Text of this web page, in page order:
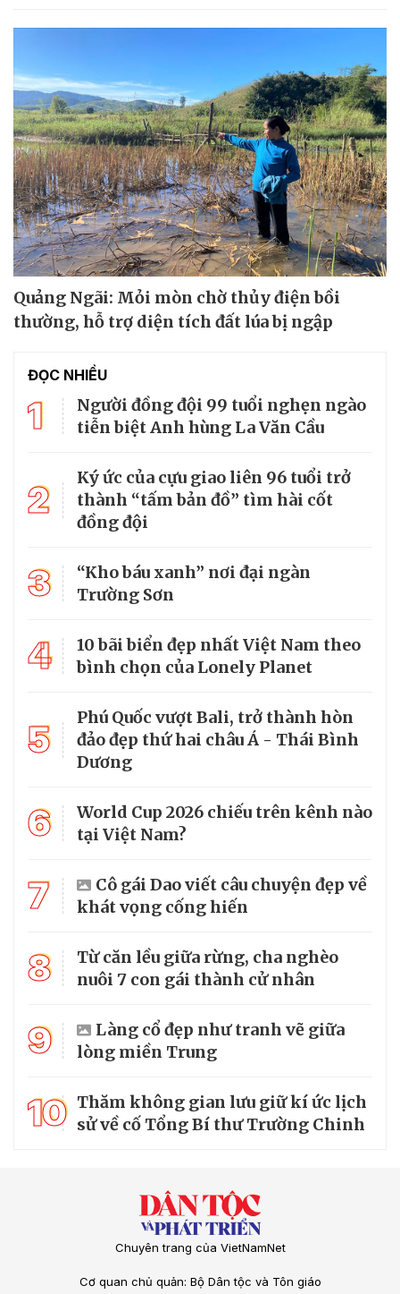
Quảng Ngãi: Mỏi mòn chờ thủy điện bồi
thường, hỗ trợ diện tích đất lúa bị ngập
ĐỌC NHIỀU
1
Người đồng đội 99 tuổi nghẹn ngào
tiễn biệt Anh hùng La Văn Cầu
2
Ký ức của cựu giao liên 96 tuổi trở
thành “tấm bản đồ” tìm hài cốt
đồng đội
3
“Kho báu xanh” nơi đại ngàn
Trường Sơn
4
10 bãi biển đẹp nhất Việt Nam theo
bình chọn của Lonely Planet
5
Phú Quốc vượt Bali, trở thành hòn
đảo đẹp thứ hai châu Á - Thái Bình
Dương
6
World Cup 2026 chiếu trên kênh nào
tại Việt Nam?
7
Cô gái Dao viết câu chuyện đẹp về
khát vọng cống hiến
8
Từ căn lều giữa rừng, cha nghèo
nuôi 7 con gái thành cử nhân
9
Làng cổ đẹp như tranh vẽ giữa
lòng miền Trung
10 Thăm không gian lưu giữ kí ức lịch
sử về cố Tổng Bí thư Trường Chinh
Chuyên trang của VietNamNet
Cơ quan chủ quản: Bộ Dân tộc và Tôn giáo